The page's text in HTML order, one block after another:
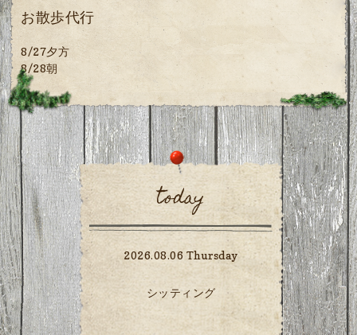
お散歩代行
8/27夕方
8/28朝
today
2026.08.06 Thursday
シッティング